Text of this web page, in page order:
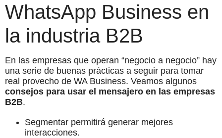
WhatsApp Business en
la industria B2B
En las empresas que operan “negocio a negocio” hay
una serie de buenas prácticas a seguir para tomar
real provecho de WA Business. Veamos algunos
consejos para usar el mensajero en las empresas
B2B.
Segmentar permitirá generar mejores
interacciones.